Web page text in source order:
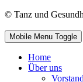
© Tanz und
Mobile Menu Toggle
Home
Über uns